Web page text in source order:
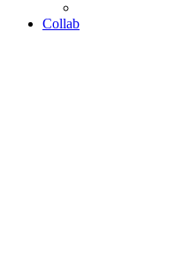
Collab